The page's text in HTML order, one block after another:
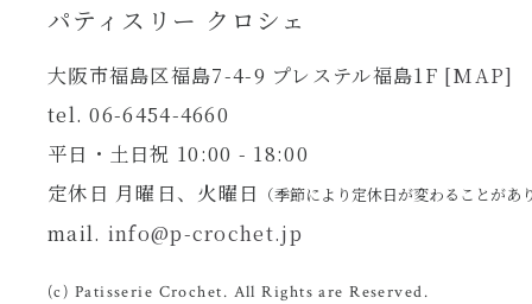
パティスリー クロシェ
大阪市福島区福島7-4-9 プレステル福島1F [MAP]
tel. 06-6454-4660
平日・土日祝 10:00 - 18:00
定休日 月曜日、火曜日 （季節により定休日が変わることがあ
mail. info@p-crochet.jp
(c) Patisserie Crochet. All Rights are Reserved.